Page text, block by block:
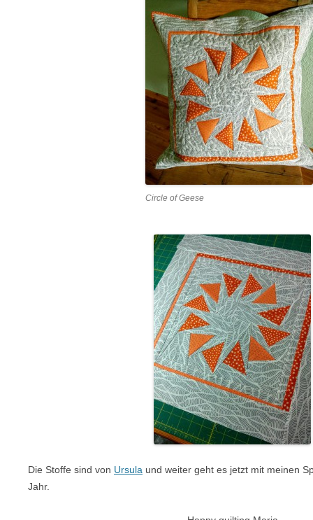
Circle of Geese
Die Stoffe sind von Ursula und weiter geht es jetzt mit meinen
Jahr.